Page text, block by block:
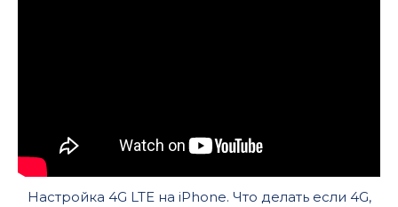
Настройка 4G LTE на iPhone. Что делать если 4G,